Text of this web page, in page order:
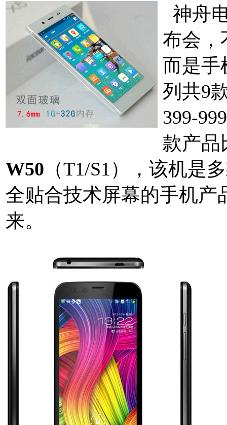
神舟
布会，
而是手
列共9
399-
款产品
W50 （T1/S1），该机是
全贴合技术屏幕的手机产
来。